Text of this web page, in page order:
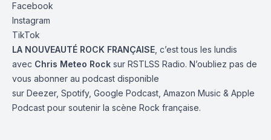
Facebook
Instagram
TikTok
LA NOUVEAUTÉ ROCK FRANÇAISE , c’est tous les lundis
avec Chris Meteo Rock sur RSTLSS Radio. N’oubliez pas de
vous abonner au podcast disponible
sur Deezer, Spotify, Google Podcast Amazon Music & Apple
Podcast pour soutenir la scène Rock française.